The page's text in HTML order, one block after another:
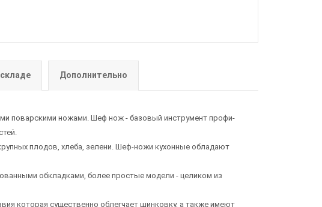
Дополнительно
поварскими ножами. Шеф нож - базовый инструмент профи-
плодов, хлеба, зелени. Шеф-ножи кухонные обладают
обкладками, более простые модели - целиком из
которая существенно облегчает шинковку, а также имеют